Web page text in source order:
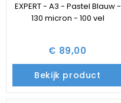
EXPERT - A3 - Pastel Blauw -
130 micron - 100 vel
€ 89,00
Bekijk product